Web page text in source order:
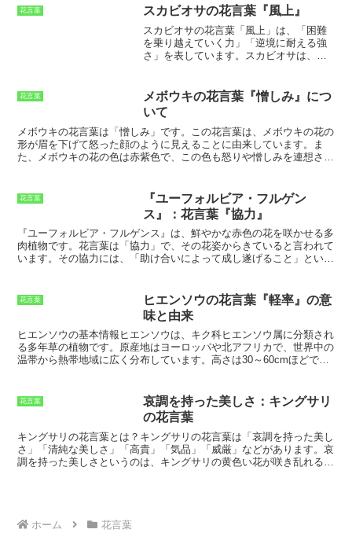
す。オーブリエチアは、花壇や鉢植えによく利用されます。花壇で
は、他の花を引き立てる役割を果たします。鉢植えでは、窓辺や玄関
先など、ちょっとしたスペースに飾ることができます。オーブリエチ
アは、可憐な花を咲かせるので、見ている人を和ませます。オーブリ
エチアの花言葉である「つつましやかな物語」は、オーブリエチアが
る役割を果たし、決して前に出しゃばりません。そんなオーブリエチ
アの謙虚な性格が、「つつましやかな物語」という花言葉に込められ
花言葉 スカビオサの花言葉『風上』
スカビオサの花言葉「風上」は、
「困難
を乗り越えていく力」「逆境に耐える強
さ」 を表しています。スカビオサは、厳
にも比較的強く、荒れ地でも育つことが
できます。そのため、逆境に耐える強さ
を象徴する花として、昔から親しまれて
きました。スカビオサの花言葉「風上」
は、困難に直面したときでも、決してあ
きらめずに、困難を乗り越えていく力を
花言葉
メボウキの花言葉『憎しみ』につ
いて
メボウキの花言葉は「憎しみ」です。この花言葉は、メボウキの花の
形が眉を下げて怒った顔のように見えることに由来しています。
ま
た、メボウキの花の色は赤紫色で、この色も怒りや憎しみを連想させ
として栽培されています。メボウキの花は、5月から7月にかけて咲
きます。花の形は唇形で、花びらは5枚に分かれています。花の色は
赤紫色で、中央には黄色い斑点があります。メボウキの花は、独特の
強い香りがします。 メボウキの花言葉「憎しみ」は、この花の見た目
や香りに由来しています。しかし、メボウキは単に「憎しみ」の花言
葉を持つ花ではありません。メボウキの花には、他にも「愛国心」
います。メボウキの花言葉は、「憎しみ」だけではありません。この
花には、他にも「愛国心」「忠誠心」「勇気」などの花言葉がありま
花言葉
『ユーフォルビア・フルゲン
ス』：花言葉『協力』
『ユーフォルビア・フルゲンス』は、鮮やかな赤色の花を咲かせる多
肉植物です。花言葉は「協力」で、その花姿からきていると言われて
います。その協力には、「助け合いによって成し遂げること」という
は、情熱や愛情を象徴しているとも言われていますが、ユーフォルビ
ア・フルゲンスの花言葉の由来は、「協力」という言葉にあります。
この花言葉は、協力することでより良いものを生み出すことができる
ことを表しています。協力は、社会生活を送る上で欠かせない要素で
す。協力することで、私たちはより多くのことを成し遂げることがで
きます。ユーフォルビア・フルゲンスの花言葉は、私たちに協力の大
花言葉
ヒエンソウの花言葉『軽率』の意
味と由来
ヒエンソウの基本情報 ヒエンソウは、キク科ヒエンソウ属に分類され
る多年草の植物です。原産地はヨーロッパや北アフリカで、世界中の
温帯から熱帯地域に広く分布しています。高さは30～60cmほどで、
「軽率」で、これはヒエンソウの花がすぐに萎れてしまうことに由来
しています。ヒエンソウは、庭園や花壇の他、ハーブとしても利用さ
古くから民間薬として使用されており、咳止めや利尿作
用、健胃作用があると言われています。また、ヒエンソウの葉にはア
ロマオイルとして使用されることもあるようです。
花言葉
哀調を持った美しさ：キングサリ
の花言葉
キングサリの花言葉とは？ キングサリの花言葉は「哀調を持った美し
さ」「清純な美しさ」「高貴」「気品」「威厳」などがあります。哀
調を持った美しさというのは、キングサリの黄色い花が咲き乱れる
ホーム
花言葉